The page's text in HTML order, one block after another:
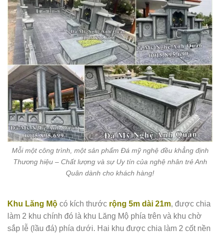
Mỗi một công trình, một sản phẩm Đá mỹ nghệ đều khẳng định
Thương hiệu – Chất lượng và sự Uy tín của nghệ nhân trẻ Anh
Quân dành cho khách hàng!
Khu Lăng Mộ có kích thước rộng 5m dài 21m, được chia
làm 2 khu chính đó là khu Lăng Mộ phía trên và khu chờ
sắp lễ (lầu đá) phía dưới. Hai khu được chia làm 2 cốt nền